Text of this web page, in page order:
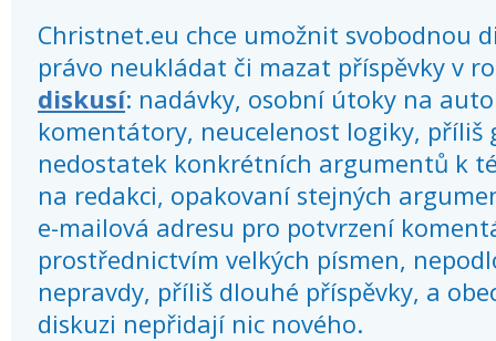
Christnet.eu chce umožnit svobodnou
právo neukládat či mazat příspěvky v
diskusí: nadávky, osobní útoky na
komentátory, neucelenost logiky, příliš
nedostatek konkrétních argumentů k
na redakci, opakovaní stejných
e-mailová adresu pro potvrzení
prostřednictvím velkých písmen,
nepravdy, příliš dlouhé příspěvky, a
diskuzi nepřidají nic nového.